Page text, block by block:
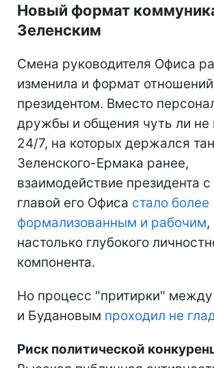
Новый формат
Зеленским
Смена руководителя Офиса
изменила и формат
президентом. Вместо
дружбы и общения чуть ли
24/7, на которых держался
Зеленского-Ермака ранее,
взаимодействие президента
главой его Офиса стало более
формализованным и рабочим,
настолько глубокого
компонента.
Но процесс "притирки"
и Будановым проходил не
Риск политической